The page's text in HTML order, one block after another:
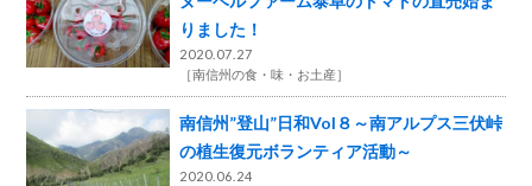
りました！
2020.07.27
［南信州の食・味・お土産］
南信州”登山”日和Vol８～南アルプス三伏峠
の植生復元ボランティア活動～
2020.06.24